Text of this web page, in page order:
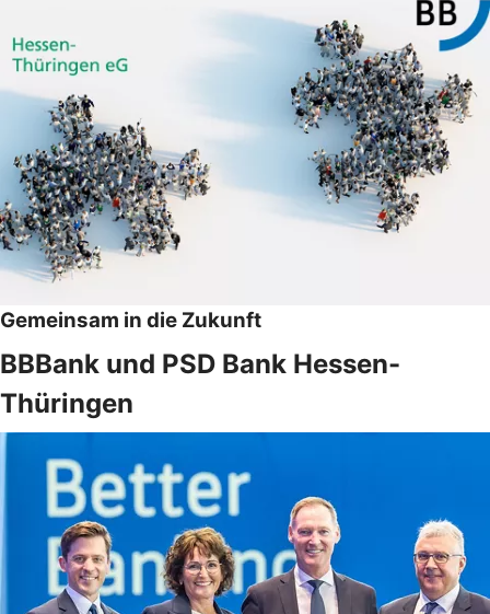
Gemeinsam in die Zukunft
BBBank und PSD Bank Hessen-
Thüringen